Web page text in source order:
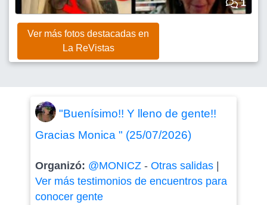
1
Ver más fotos destacadas en
La ReVistas
"Buenísimo!! Y lleno de gente!!
Gracias Monica " (25/07/2026)
Organizó: @MONICZ- Otras salidas|
Ver más testimonios de encuentros para
conocer gente